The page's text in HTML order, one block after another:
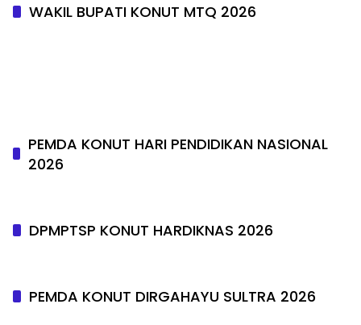
WAKIL BUPATI KONUT MTQ 2026
PEMDA KONUT HARI PENDIDIKAN NASIONAL
2026
DPMPTSP KONUT HARDIKNAS 2026
PEMDA KONUT DIRGAHAYU SULTRA 2026